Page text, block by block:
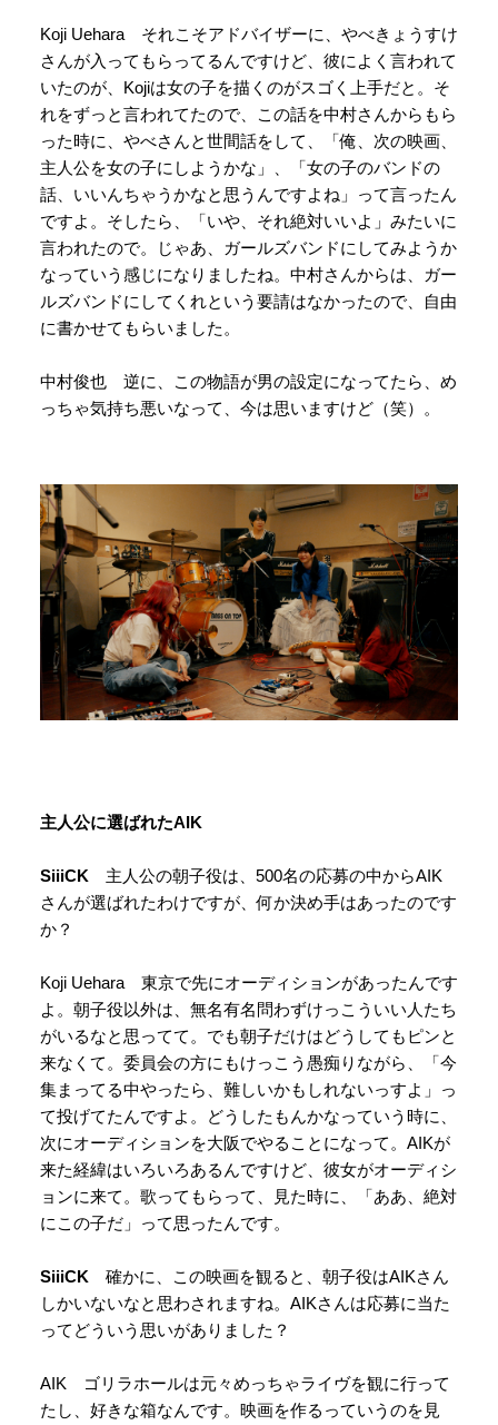
Koji Uehara それこそアドバイザーに、やべきょうすけ
さんが入ってもらってるんですけど、彼によく言われて
いたのが、Kojiは女の子を描くのがスゴく上手だと。そ
れをずっと言われてたので、この話を中村さんからもら
った時に、やべさんと世間話をして、「俺、次の映画、
主人公を女の子にしようかな」、「女の子のバンドの
話、いいんちゃうかなと思うんですよね」って言ったん
ですよ。そしたら、「いや、それ絶対いいよ」みたいに
言われたので。じゃあ、ガールズバンドにしてみようか
なっていう感じになりましたね。中村さんからは、ガー
ルズバンドにしてくれという要請はなかったので、自由
に書かせてもらいました。
中村俊也 逆に、この物語が男の設定になってたら、め
っちゃ気持ち悪いなって、今は思いますけど（笑）。
主人公に選ばれたAIK
SiiiCK 主人公の朝子役は、500名の応募の中からAIK
さんが選ばれたわけですが、何か決め手はあったのです
か？
Koji Uehara 東京で先にオーディションがあったんです
よ。朝子役以外は、無名有名問わずけっこういい人たち
がいるなと思ってて。でも朝子だけはどうしてもピンと
来なくて。委員会の方にもけっこう愚痴りながら、「今
集まってる中やったら、難しいかもしれないっすよ」っ
て投げてたんですよ。どうしたもんかなっていう時に、
次にオーディションを大阪でやることになって。AIKが
来た経緯はいろいろあるんですけど、彼女がオーディシ
ョンに来て。歌ってもらって、見た時に、「ああ、絶対
にこの子だ」って思ったんです。
SiiiCK 確かに、この映画を観ると、朝子役はAIKさん
しかいないなと思わされますね。AIKさんは応募に当た
ってどういう思いがありました？
AIK ゴリラホールは元々めっちゃライヴを観に行って
たし、好きな箱なんです。映画を作るっていうのを見